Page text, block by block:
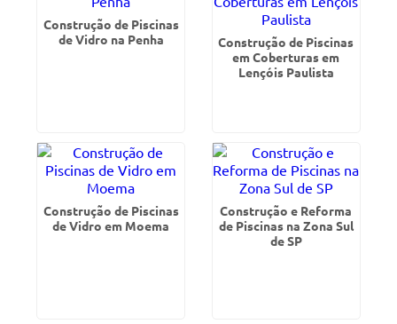
Construção de Piscinas
de Vidro na Penha
Construção de Piscinas
em Coberturas em
Lençóis Paulista
Construção de Piscinas
de Vidro em Moema
Construção e Reforma
de Piscinas na Zona Sul
de SP